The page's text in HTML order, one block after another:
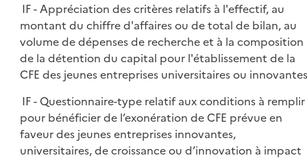
IF - Appréciation des critères relatifs à l'effectif, au
montant du chiffre d'affaires ou de total de bilan, au
volume de dépenses de recherche et à la composition
de la détention du capital pour l'établissement de la
CFE des jeunes entreprises universitaires ou innovantes
IF - Questionnaire-type relatif aux conditions à remplir
pour bénéficier de l’exonération de CFE prévue en
faveur des jeunes entreprises innovantes,
universitaires, de croissance ou d’innovation à impact